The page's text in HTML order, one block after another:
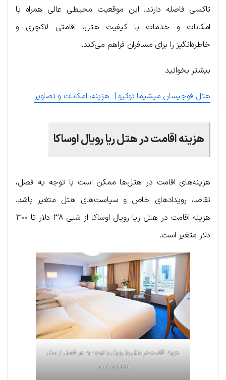
تاکسی فاصله دارند. این موقعیت محیطی عالی همراه با
امکانات و خدمات با کیفیت هتل، اقامتی لاکچری و
خاطره‌انگیز را برای مسافران فراهم می‌کند.
بیشتر بخوانید
هتل فوجیسان میشیما توکیو | هزینه، امکانات و تصاویر
هزینه اقامت در هتل ریا رویال اوساکا
هزینه‌های اقامت در هتل‌ها ممکن است با توجه به فصل،
تقاضا، رویدادهای خاص و سیاست‌های هتل متغیر باشد.
هزینه اقامت در هتل ریا رویال اوساکا از شبی ۳۸ دلار تا ۳۰۰
دلار متغیر است.
هزینه اقامت در هتل ریا رویال با توجه به هر فصل از سال
متفاوت است